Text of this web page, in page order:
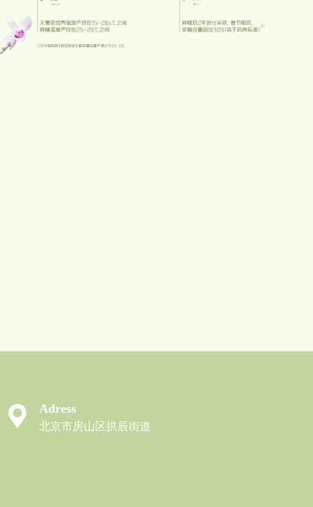
Adress
北京市房山区拱辰街道